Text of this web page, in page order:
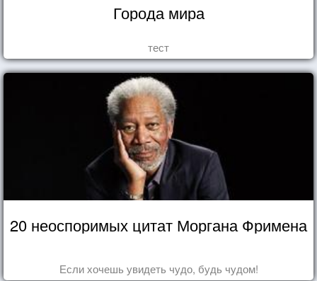
Города мира
тест
20 неоспоримых цитат Моргана Фримена
Если хочешь увидеть чудо, будь чудом!